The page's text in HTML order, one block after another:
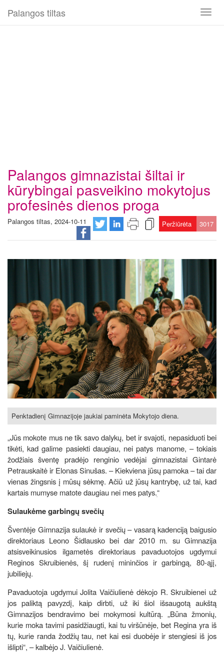
Toggle
Palangos tiltas
Palangos gimnazistai šiltai ir
kūrybingai pasveikino mokytojus
profesinės dienos proga
Palangos tiltas, 2024-10-11 Peržiūrėta 3017
Penktadienį Gimnazijoje jaukiai paminėta Mokytojo diena.
„Jūs mokote mus ne tik savo dalykų, bet ir svajoti, nepasiduoti bei
tikėti, kad galime pasiekti daugiau, nei patys manome, – tokiais
žodžiais šventę pradėjo renginio vedėjai gimnazistai Gintarė
Petrauskaitė ir Elonas Sinušas. – Kiekviena jūsų pamoka – tai dar
vienas žingsnis į mūsų sėkmę. Ačiū už jūsų kantrybę, už tai, kad
kartais mumyse matote daugiau nei mes patys.ׅ“
Sulaukėme garbingų svečių
Šventėje Gimnazija sulaukė ir svečių – vasarą kadenciją baigusio
direktoriaus Leono Šidlausko bei dar 2010 m. su Gimnazija
atsisveikinusios ilgametės direktoriaus pavaduotojos ugdymui
Reginos Skruibienės, šį rudenį mininčios ir garbingą, 80-ąjį,
jubiliejų.
Pavaduotoja ugdymui Jolita Vaičiulienė dėkojo R. Skruibienei už
jos paliktą pavyzdį, kaip dirbti, už iki šiol išsaugotą aukštą
Gimnazijos bendravimo bei mokymosi kultūrą. „Būna žmonių,
kurie moka tavimi pasidžiaugti, kai tu viršūnėje, bet Regina yra iš
tų, kurie randa žodžių tau, net kai esi duobėje ir stengiesi iš jos
išlipti“, – kalbėjo J. Vaičiulienė.